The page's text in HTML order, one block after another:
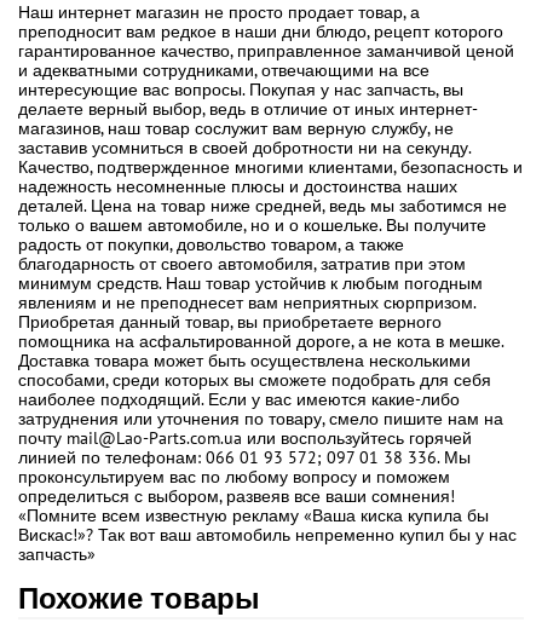
Наш интернет магазин не просто продает товар, а
преподносит вам редкое в наши дни блюдо, рецепт которого
гарантированное качество, приправленное заманчивой ценой
и адекватными сотрудниками, отвечающими на все
интересующие вас вопросы. Покупая у нас запчасть, вы
делаете верный выбор, ведь в отличие от иных интернет-
магазинов, наш товар сослужит вам верную службу, не
заставив усомниться в своей добротности ни на секунду.
Качество, подтвержденное многими клиентами, безопасность и
надежность несомненные плюсы и достоинства наших
деталей. Цена на товар ниже средней, ведь мы заботимся не
только о вашем автомобиле, но и о кошельке. Вы получите
радость от покупки, довольство товаром, а также
благодарность от своего автомобиля, затратив при этом
минимум средств. Наш товар устойчив к любым погодным
явлениям и не преподнесет вам неприятных сюрпризом.
Приобретая данный товар, вы приобретаете верного
помощника на асфальтированной дороге, а не кота в мешке.
Доставка товара может быть осуществлена несколькими
способами, среди которых вы сможете подобрать для себя
наиболее подходящий. Если у вас имеются какие-либо
затруднения или уточнения по товару, смело пишите нам на
почту mail@Lao-Parts.com.ua или воспользуйтесь горячей
линией по телефонам: 066 01 93 572; 097 01 38 336. Мы
проконсультируем вас по любому вопросу и поможем
определиться с выбором, развеяв все ваши сомнения!
«Помните всем известную рекламу «Ваша киска купила бы
Вискас!»? Так вот ваш автомобиль непременно купил бы у нас
запчасть»
Похожие товары